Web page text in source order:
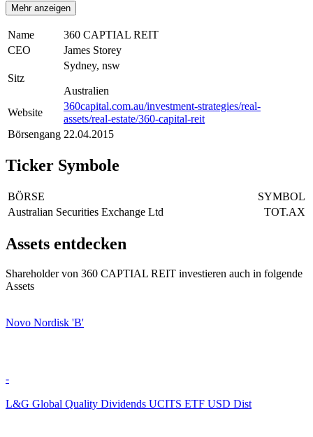
Mehr anzeigen
Name
360 CAPTIAL REIT
CEO
James Storey
Sitz
Sydney, nsw
Australien
Website
360capital.com.au/investment-strategies/real-
assets/real-estate/360-capital-reit
Börsengang 22.04.2015
Ticker Symbole
BÖRSE
SYMBOL
Australian Securities Exchange Ltd
TOT.AX
Assets entdecken
Shareholder von 360 CAPTIAL REIT investieren auch in folgende
Assets
Novo Nordisk 'B'
-
L&G Global Quality Dividends UCITS ETF USD Dist